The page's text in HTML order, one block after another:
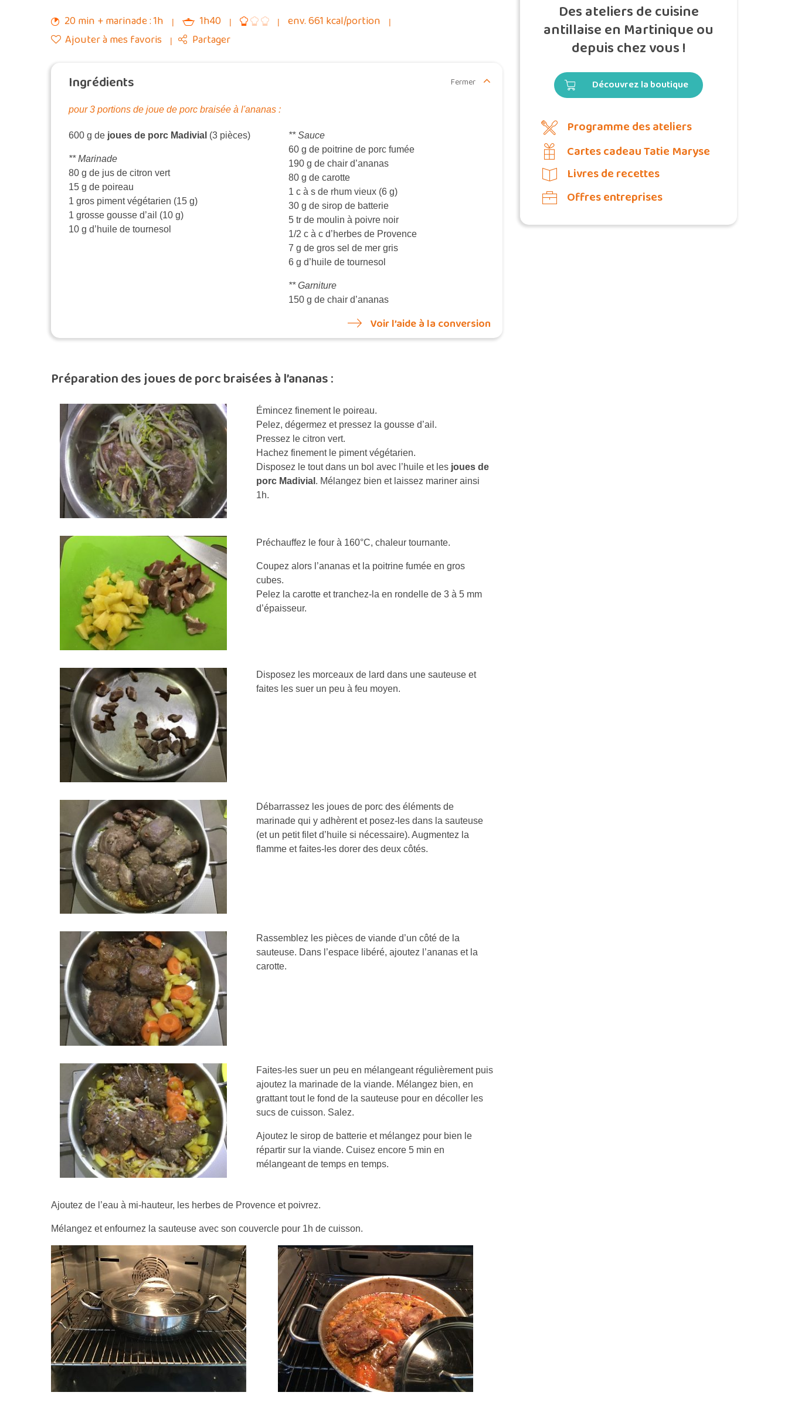
20 min + marinade : 1h 1h40
env. 661 kcal/portion
Ajouter à mes favoris
Partager
Ingrédients Fermer
pour 3 portions de joue de porc braisée à l'ananas :
600 g de joues de porc Madivial (3 pièces)
** Marinade
80 g de jus de citron vert
15 g de poireau
1 gros piment végétarien (15 g)
1 grosse gousse d’ail (10 g)
10 g d’huile de tournesol
** Sauce
60 g de poitrine de porc fumée
190 g de chair d’ananas
80 g de carotte
1 c à s de rhum vieux (6 g)
30 g de sirop de batterie
5 tr de moulin à poivre noir
1/2 c à c d’herbes de Provence
7 g de gros sel de mer gris
6 g d’huile de tournesol
** Garniture
150 g de chair d’ananas
Voir l’aide à la conversion
Préparation des joues de porc braisées à l’ananas :
Émincez finement le poireau.
Pelez, dégermez et pressez la gousse d’ail.
Pressez le citron vert.
Hachez finement le piment végétarien.
Disposez le tout dans un bol avec l’huile et les joues de
porc Madivial . Mélangez bien et laissez mariner ainsi
1h.
Préchauffez le four à 160°C, chaleur tournante.
Coupez alors l’ananas et la poitrine fumée en gros
cubes.
Pelez la carotte et tranchez-la en rondelle de 3 à 5 mm
d’épaisseur.
Disposez les morceaux de lard dans une sauteuse et
faites les suer un peu à feu moyen.
Débarrassez les joues de porc des éléments de
marinade qui y adhèrent et posez-les dans la sauteuse
(et un petit filet d’huile si nécessaire). Augmentez la
flamme et faites-les dorer des deux côtés.
Rassemblez les pièces de viande d’un côté de la
sauteuse. Dans l’espace libéré, ajoutez l’ananas et la
carotte.
Faites-les suer un peu en mélangeant régulièrement puis
ajoutez la marinade de la viande. Mélangez bien, en
grattant tout le fond de la sauteuse pour en décoller les
sucs de cuisson. Salez.
Ajoutez le sirop de batterie et mélangez pour bien le
répartir sur la viande. Cuisez encore 5 min en
mélangeant de temps en temps.
Ajoutez de l’eau à mi-hauteur, les herbes de Provence et poivrez.
Mélangez et enfournez la sauteuse avec son couvercle pour 1h de cuisson.
Des ateliers de cuisine
antillaise en Martinique ou
depuis chez vous !
Découvrez la boutique
Programme des ateliers
Cartes cadeau Tatie Maryse
Livres de recettes
Offres entreprises